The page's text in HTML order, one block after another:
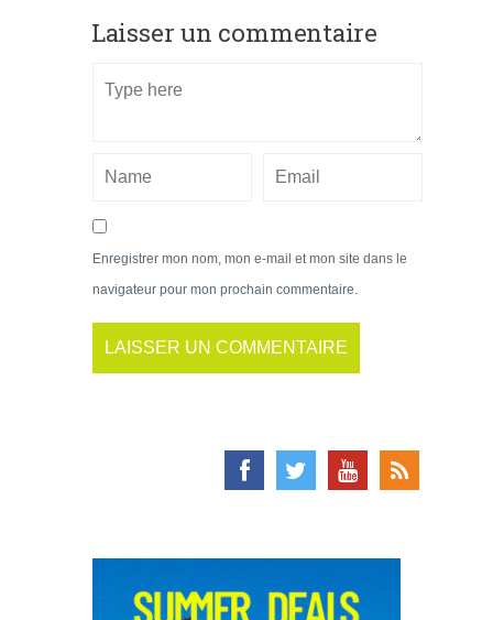
Laisser un commentaire
Enregistrer mon nom, mon e-mail et mon site dans le
navigateur pour mon prochain commentaire.